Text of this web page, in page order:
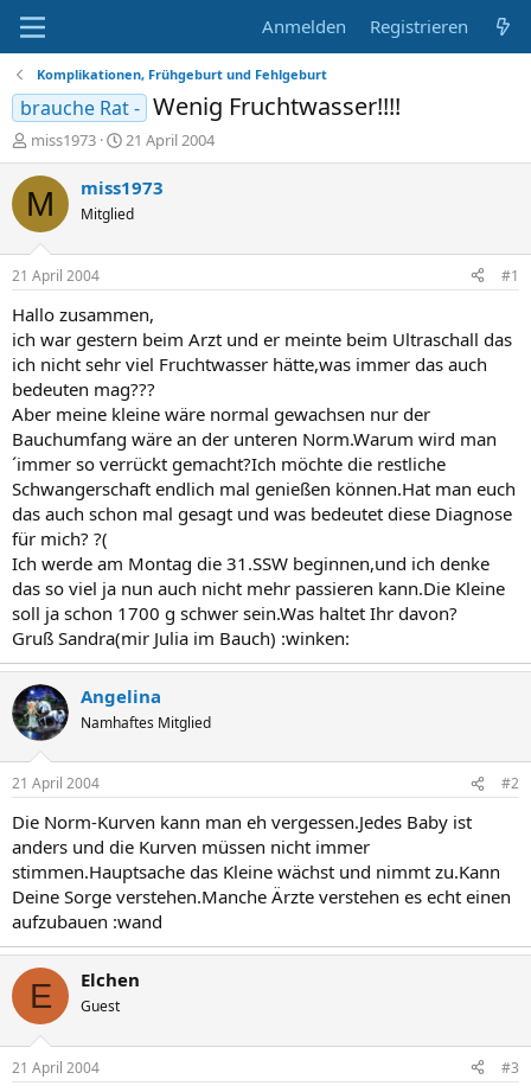
Anmelden Registrieren
Komplikationen, Frühgeburt und Fehlgeburt
brauche Rat - Wenig Fruchtwasser!!!!
E
r
s
t
e
r
miss1973
E
r
s
e
t
a
21 April 2004
M miss1973
Mitglied
21 April 2004 #1
Hallo zusammen,
ich war gestern beim Arzt und er meinte beim Ultraschall das
ich nicht sehr viel Fruchtwasser hätte,was immer das auch
bedeuten mag???
Aber meine kleine wäre normal gewachsen nur der
Bauchumfang wäre an der unteren Norm.Warum wird man
´immer so verrückt gemacht?Ich möchte die restliche
Schwangerschaft endlich mal genießen können.Hat man euch
das auch schon mal gesagt und was bedeutet diese Diagnose
für mich? ?(
Ich werde am Montag die 31.SSW beginnen,und ich denke
das so viel ja nun auch nicht mehr passieren kann.Die Kleine
soll ja schon 1700 g schwer sein.Was haltet Ihr davon?
Gruß Sandra(mir Julia im Bauch) :winken:
Angelina
Namhaftes Mitglied
21 April 2004 #2
Die Norm-Kurven kann man eh vergessen.Jedes Baby ist
anders und die Kurven müssen nicht immer
stimmen.Hauptsache das Kleine wächst und nimmt zu.Kann
Deine Sorge verstehen.Manche Ärzte verstehen es echt einen
aufzubauen :wand
E Elchen
Guest
21 April 2004 #3